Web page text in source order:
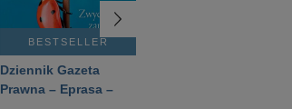
BESTSELLER
Dziennik Gazeta
Prawna – Eprasa –